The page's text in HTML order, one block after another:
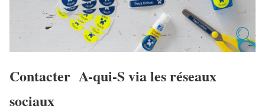
Contacter A-qui-S via les réseaux
sociaux